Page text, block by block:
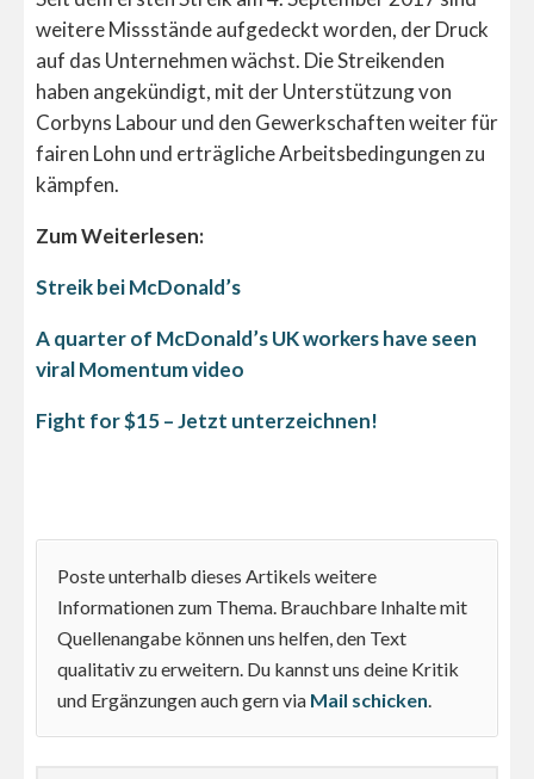
weitere Missstände aufgedeckt worden, der Druck
auf das Unternehmen wächst. Die Streikenden
haben angekündigt, mit der Unterstützung von
Corbyns Labour und den Gewerkschaften weiter für
fairen Lohn und erträgliche Arbeitsbedingungen zu
kämpfen.
Zum Weiterlesen:
Streik bei McDonald’s
A quarter of McDonald’s UK workers have seen
viral Momentum video
Fight for $15 – Jetzt unterzeichnen!
Poste unterhalb dieses Artikels weitere
Informationen zum Thema. Brauchbare Inhalte mit
Quellenangabe können uns helfen, den Text
qualitativ zu erweitern. Du kannst uns deine Kritik
und Ergänzungen auch gern via Mail schicken.